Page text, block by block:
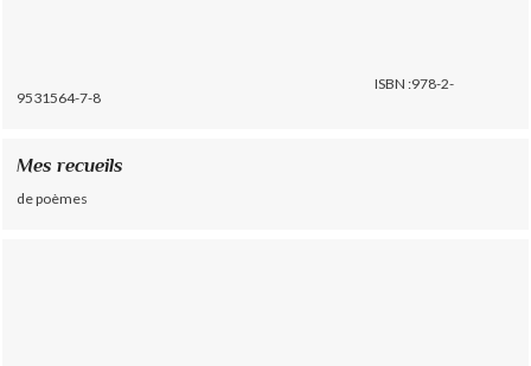
ISBN :978-2-
9531564-7-8
Mes recueils
de poèmes